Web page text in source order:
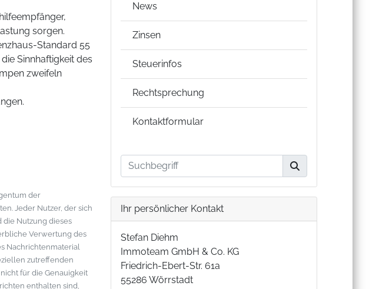
sorgen.
Standard 55
Sinnhaftigkeit des
zweifeln
der
Jeder Nutzer, der sich
die Nutzung dieses
Verwertung des
Nachrichtenmaterial
zutreffenden
für die Genauigkeit
enthalten sind,
News
Zinsen
Steuerinfos
Rechtsprechung
Kontaktformular
Ihr persönlicher Kontakt
Stefan Diehm
Immoteam GmbH & Co. KG
Friedrich-Ebert-Str. 61a
55286 Wörrstadt